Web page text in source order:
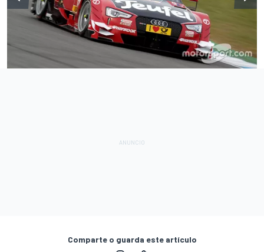
Comparte o guarda este artículo